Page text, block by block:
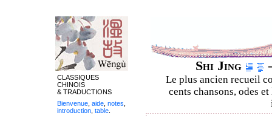
Shi Jing
Le plus ancien recueil
cents chansons, odes
CLASSIQUES
CHINOIS
& TRADUCTIONS
Bienvenue aide notes
introduction table